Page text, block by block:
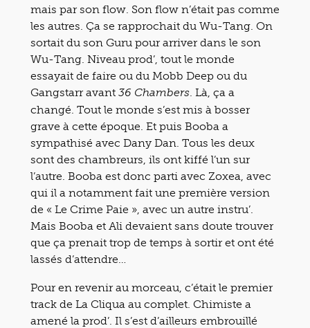
mais par son flow. Son flow n’était pas comme
les autres. Ça se rapprochait du Wu-Tang. On
sortait du son Guru pour arriver dans le son
Wu-Tang. Niveau prod’, tout le monde
essayait de faire ou du Mobb Deep ou du
Gangstarr avant 36 Chambers . Là, ça a
changé. Tout le monde s’est mis à bosser
grave à cette époque. Et puis Booba a
sympathisé avec Dany Dan. Tous les deux
sont des chambreurs, ils ont kiffé l’un sur
l’autre. Booba est donc parti avec Zoxea, avec
qui il a notamment fait une première version
de « Le Crime Paie », avec un autre instru’.
Mais Booba et Ali devaient sans doute trouver
que ça prenait trop de temps à sortir et ont été
lassés d’attendre…
Pour en revenir au morceau, c’était le premier
track de La Cliqua au complet. Chimiste a
amené la prod’. Il s’est d’ailleurs embrouillé